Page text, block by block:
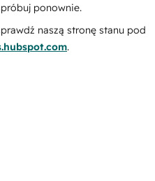
ponownie.
naszą stronę stanu pod
.